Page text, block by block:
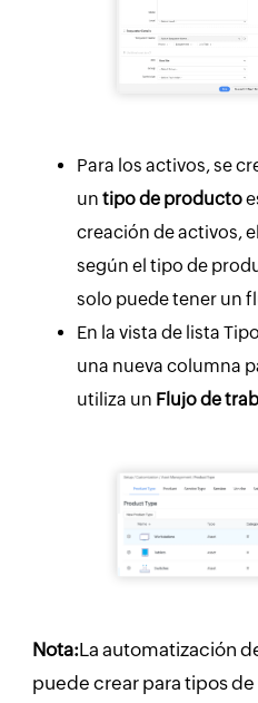
Para los activos, se
un tipo de producto
creación de activos,
según el tipo de
solo puede tener un
En la vista de lista
una nueva columna
utiliza un Flujo de
Nota:La automatización
puede crear para tipos